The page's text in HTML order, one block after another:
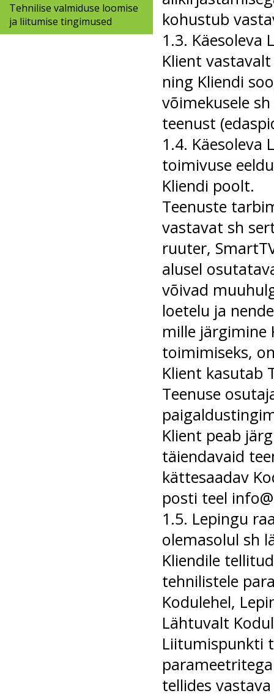
Tehnilise valmiduse loomise
ja liitumise tingimused
kohustub
1.3. Käesoleva
Klient
ning Kliendi
võimekusele
teenust
1.4. Käesoleva
toimivuse
Kliendi poolt.
Teenuste
vastavat sh
ruuter,
alusel
võivad
loetelu ja
mille järgimine
toimimiseks,
Klient kasutab
Teenuse
Klient peab
täiendavaid
kättesaadav
posti teel
1.5. Lepingu
olemasolul sh
Kliendile
tehnilistele
Kodulehel,
Lähtuvalt
Liitumispunkti
tellides